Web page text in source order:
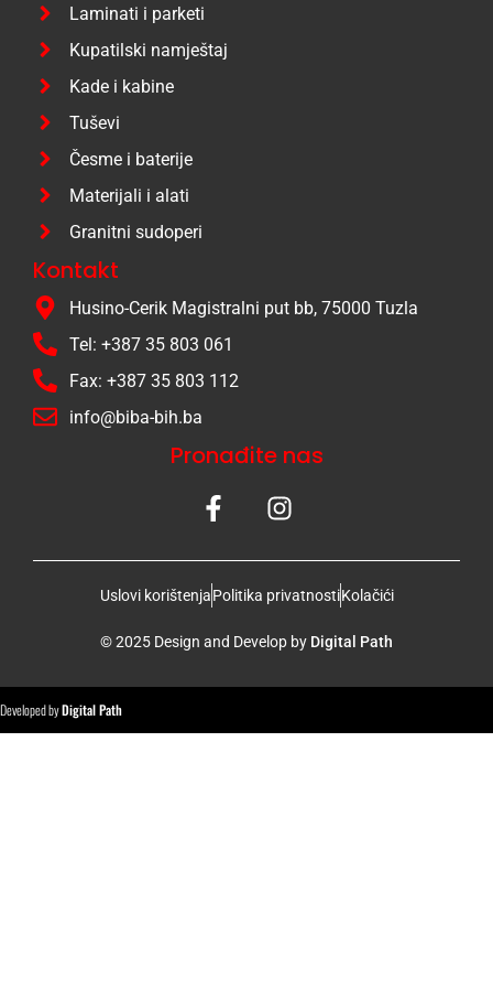
Laminati i parketi
Kupatilski namještaj
Kade i kabine
Tuševi
Česme i baterije
Materijali i alati
Granitni sudoperi
Kontakt
Husino-Cerik Magistralni put bb, 75000 Tuzla
Tel: +387 35 803 061
Fax: +387 35 803 112
info@biba-bih.ba
Pronađite nas
Uslovi korištenjaPolitika privatnostiKolačići
© 2025 Design and Develop by Digital Path
Developed byDigital Path